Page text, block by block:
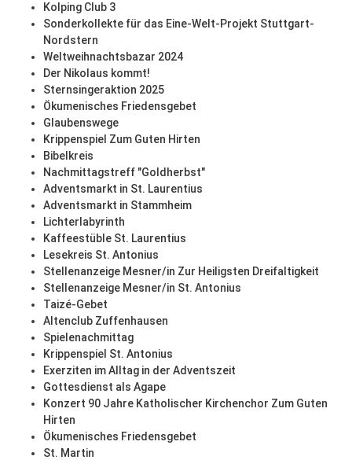
Kolping Club 3
Sonderkollekte für das Eine-Welt-Projekt Stuttgart-
Nordstern
Weltweihnachtsbazar 2024
Der Nikolaus kommt!
Sternsingeraktion 2025
Ökumenisches Friedensgebet
Glaubenswege
Krippenspiel Zum Guten Hirten
Bibelkreis
Nachmittagstreff "Goldherbst"
Adventsmarkt in St. Laurentius
Adventsmarkt in Stammheim
Lichterlabyrinth
Kaffeestüble St. Laurentius
Lesekreis St. Antonius
Stellenanzeige Mesner/in Zur Heiligsten Dreifaltigkeit
Stellenanzeige Mesner/in St. Antonius
Taizé-Gebet
Altenclub Zuffenhausen
Spielenachmittag
Krippenspiel St. Antonius
Exerziten im Alltag in der Adventszeit
Gottesdienst als Agape
Konzert 90 Jahre Katholischer Kirchenchor Zum Guten
Hirten
Ökumenisches Friedensgebet
St. Martin